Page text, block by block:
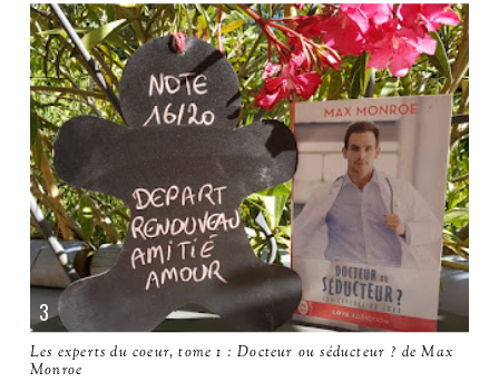
Les experts du coeur, tome 1 : Docteur ou séducteur ? de Max
Monroe